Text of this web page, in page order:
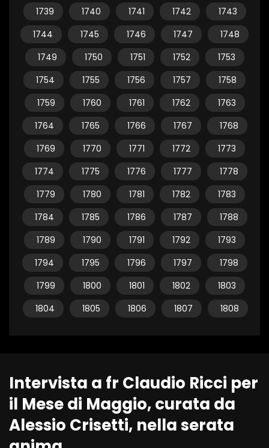
1739
1740 1741 1742
1743
1744
1745 1746 1747
1748
1749
1750 1751 1752
1753
1754
1755 1756 1757
1758
1759
1760 1761 1762
1763
1764
1765 1766 1767
1768
1769
1770 1771 1772
1773
1774
1775 1776 1777
1778
1779
1780 1781 1782
1783
1784
1785 1786 1787
1788
1789
1790 1791 1792
1793
1794
1795 1796 1797
1798
1799
1800 1801 1802
1803
1804
1805 1806 1807 1808
Intervista a fr Claudio Ricci per
il Mese di Maggio, curata da
Alessio Crisetti, nella serata